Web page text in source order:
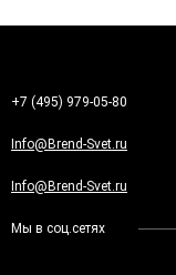
+7 (495) 979-05-80
Info@Brend-Svet.ru
Info@Brend-Svet.ru
Мы в соц.сетях